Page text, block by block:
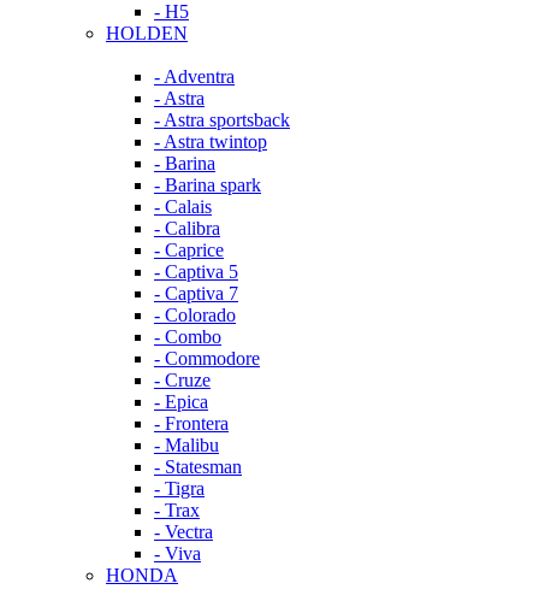
- H5
HOLDEN
- Adventra
- Astra
- Astra sportsback
- Astra twintop
- Barina
- Barina spark
- Calais
- Calibra
- Caprice
- Captiva 5
- Captiva 7
- Colorado
- Combo
- Commodore
- Cruze
- Epica
- Frontera
- Malibu
- Statesman
- Tigra
- Trax
- Vectra
- Viva
HONDA